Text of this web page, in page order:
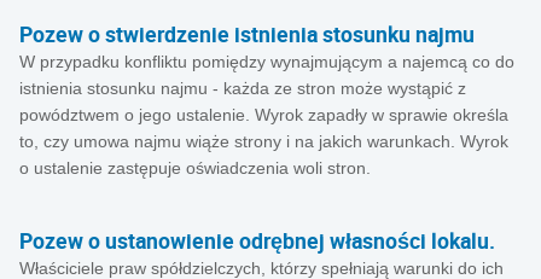
Pozew o stwierdzenie istnienia stosunku najmu
W przypadku konfliktu pomiędzy wynajmującym a najemcą co do
istnienia stosunku najmu - każda ze stron może wystąpić z
powództwem o jego ustalenie. Wyrok zapadły w sprawie określa
to, czy umowa najmu wiąże strony i na jakich warunkach. Wyrok
o ustalenie zastępuje oświadczenia woli stron.
Pozew o ustanowienie odrębnej własności lokalu.
Właściciele praw spółdzielczych, którzy spełniają warunki do ich